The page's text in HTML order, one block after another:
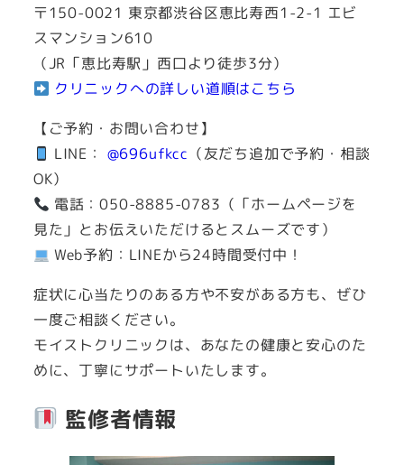
〒150-0021 東京都渋谷区恵比寿西1-2-1 エビ
スマンション610
（JR「恵比寿駅」西口より徒歩3分）
クリニックへの詳しい道順はこちら
【ご予約・お問い合わせ】
LINE： @696ufkcc （友だち追加で予約・相談
OK）
電話：050-8885-0783（「ホームページを
見た」とお伝えいただけるとスムーズです）
Web予約：LINEから24時間受付中！
症状に心当たりのある方や不安がある方も、ぜひ
一度ご相談ください。
モイストクリニックは、あなたの健康と安心のた
めに、丁寧にサポートいたします。
監修者情報